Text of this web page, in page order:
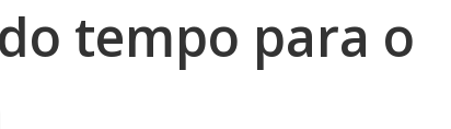
tempo para o